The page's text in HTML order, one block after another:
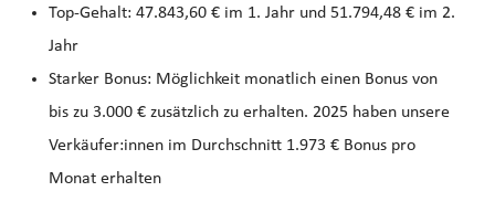
Top‑Gehalt: 47.843,60 € im 1. Jahr und 51.794,48 € im 2.
Jahr
Starker Bonus: Möglichkeit monatlich einen Bonus von
bis zu 3.000 € zusätzlich zu erhalten. 2025 haben unsere
Verkäufer:innen im Durchschnitt 1.973 € Bonus pro
Monat erhalten